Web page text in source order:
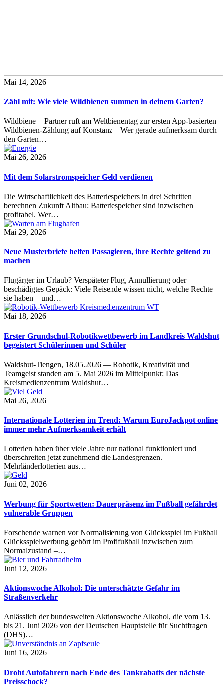
Mai 14, 2026
Zähl mit: Wie viele Wildbienen summen in deinem Garten?
Wildbiene + Partner ruft am Weltbienentag zur ersten App-basierten
Wildbienen-Zählung auf Konstanz – Wer gerade aufmerksam durch
den Garten…
Mai 26, 2026
Mit dem Solarstromspeicher Geld verdienen
Die Wirtschaftlichkeit des Batteriespeichers in drei Schritten
berechnen Zukunft Altbau: Batteriespeicher sind inzwischen
profitabel. Wer…
Mai 29, 2026
Neue Musterbriefe helfen Passagieren, ihre Rechte geltend zu
machen
Flugärger im Urlaub? Verspäteter Flug, Annullierung oder
beschädigtes Gepäck: Viele Reisende wissen nicht, welche Rechte
sie haben – und…
Mai 18, 2026
Erster Grundschul-Robotikwettbewerb im Landkreis Waldshut
begeistert Schülerinnen und Schüler
Waldshut-Tiengen, 18.05.2026 — Robotik, Kreativität und
Teamgeist standen am 5. Mai 2026 im Mittelpunkt: Das
Kreismedienzentrum Waldshut…
Mai 26, 2026
Internationale Lotterien im Trend: Warum EuroJackpot online
immer mehr Aufmerksamkeit erhält
Lotterien haben über viele Jahre nur national funktioniert und
überschreiten jetzt zunehmend die Landesgrenzen.
Mehrländerlotterien aus…
Juni 02, 2026
Werbung für Sportwetten: Dauerpräsenz im Fußball gefährdet
vulnerable Gruppen
Forschende warnen vor Normalisierung von Glücksspiel im Fußball
Glücksspielwerbung gehört im Profifußball inzwischen zum
Normalzustand –…
Juni 12, 2026
Aktionswoche Alkohol: Die unterschätzte Gefahr im
Straßenverkehr
Anlässlich der bundesweiten Aktionswoche Alkohol, die vom 13.
bis 21. Juni 2026 von der Deutschen Hauptstelle für Suchtfragen
(DHS)…
Juni 16, 2026
Droht Autofahrern nach Ende des Tankrabatts der nächste
Preisschock?